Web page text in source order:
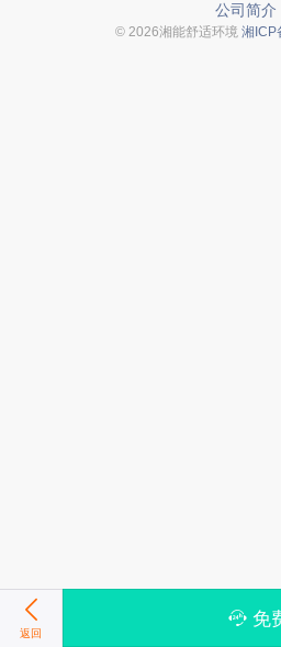
返回
免
公司简介
© 2026湘能舒适环境 湘ICP